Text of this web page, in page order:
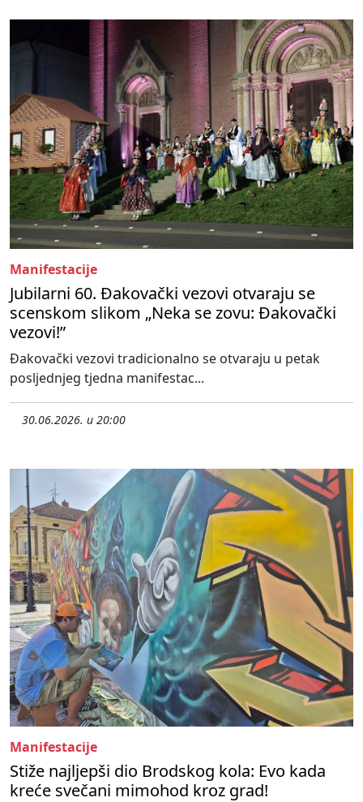
Manifestacije
Jubilarni 60. Đakovački vezovi otvaraju se
scenskom slikom „Neka se zovu: Đakovački
vezovi!”
Đakovački vezovi tradicionalno se otvaraju u petak
posljednjeg tjedna manifestac...
30.06.2026. u 20:00
Manifestacije
Stiže najljepši dio Brodskog kola: Evo kada
kreće svečani mimohod kroz grad!